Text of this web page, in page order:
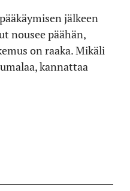
jälkeen
nousee päähän,
on raaka. Mikäli
kannattaa